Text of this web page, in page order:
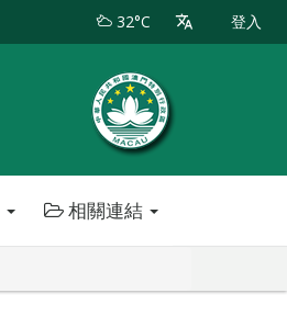
32°C 登入
相關連結